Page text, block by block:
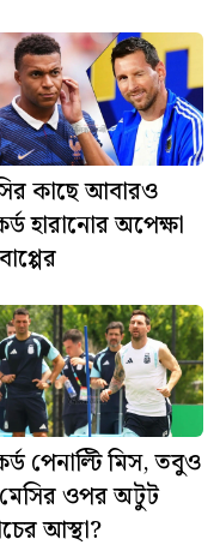
কাছে আবারও
হারানোর অপেক্ষা
পেনাল্টি মিস, তবুও
ওপর অটুট
আস্থা?